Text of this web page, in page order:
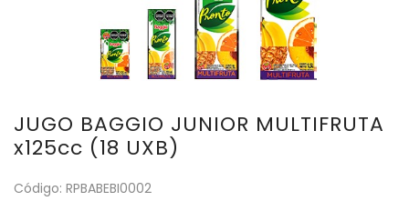
JUGO BAGGIO JUNIOR MULTIFRUTA
x125cc (18 UXB)
Código: RPBABEBI0002